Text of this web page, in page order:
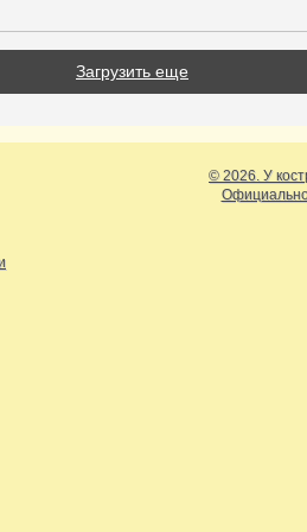
Загрузить еще
© 2026. У